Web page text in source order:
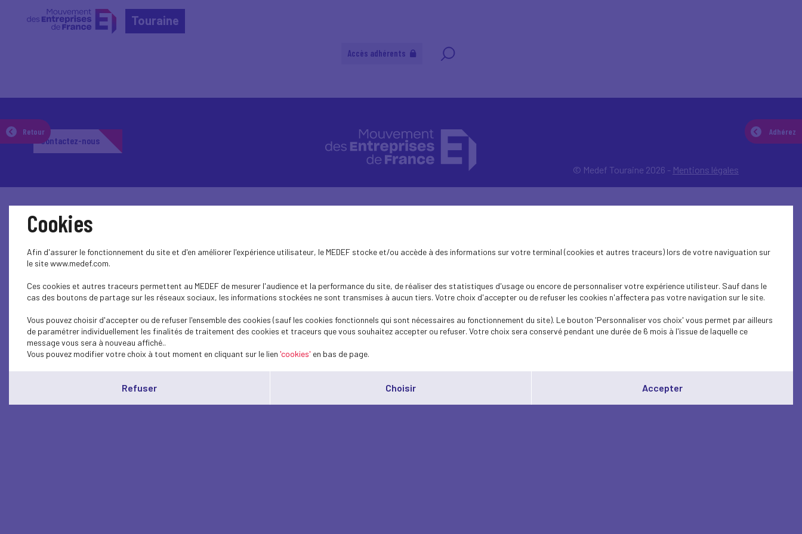
Touraine
Accès adhérents
Retour Adhérez
Contactez-nous
© Medef Touraine 2026 - Mentions légales
Cookies
Afin d'assurer le fonctionnement du site et d'en améliorer l'expérience utilisateur, le MEDEF stocke et/ou accède à des informations sur votre terminal (cookies et autres traceurs) lors de votre naviguation sur
le site www.medef.com.
Ces cookies et autres traceurs permettent au MEDEF de mesurer l'audience et la performance du site, de réaliser des statistiques d'usage ou encore de personnaliser votre expérience utilisteur. Sauf dans le
cas des boutons de partage sur les réseaux sociaux, les informations stockées ne sont transmises à aucun tiers. Votre choix d'accepter ou de refuser les cookies n'affectera pas votre navigation sur le site.
Vous pouvez choisir d'accepter ou de refuser l'ensemble des cookies (sauf les cookies fonctionnels qui sont nécessaires au fonctionnement du site). Le bouton 'Personnaliser vos choix' vous permet par ailleurs
de paramétrer individuellement les finalités de traitement des cookies et traceurs que vous souhaitez accepter ou refuser. Votre choix sera conservé pendant une durée de 6 mois à l'issue de laquelle ce
message vous sera à nouveau affiché..
Vous pouvez modifier votre choix à tout moment en cliquant sur le lien 'cookies' en bas de page.
Refuser Choisir Accepter